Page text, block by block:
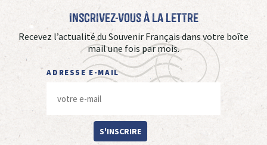
Inscrivez-vous à La Lettre
Recevez l’actualité du Souvenir Français dans votre boîte
mail une fois par mois.
ADRESSE E-MAIL
S'INSCRIRE